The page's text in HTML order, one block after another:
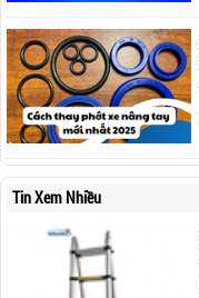
Tin Xem Nhiều